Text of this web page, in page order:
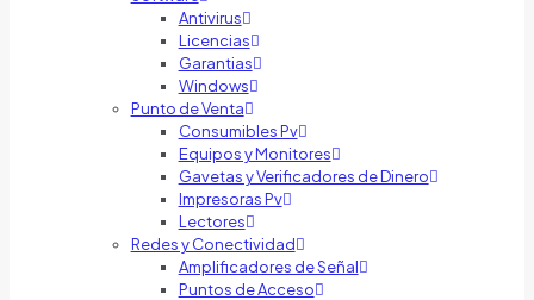
Antivirus
Licencias
Garantias
Windows
Punto de Venta
Consumibles Pv
Equipos y Monitores
Gavetas y Verificadores de Dinero
Impresoras Pv
Lectores
Redes y Conectividad
Amplificadores de Señal
Puntos de Acceso